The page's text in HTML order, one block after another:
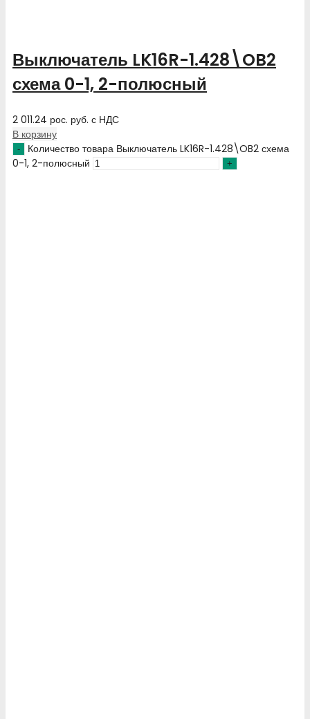
Выключатель LK16R-1.428\OB2
схема 0-1, 2-полюсный
2 011.24 рос. руб. с НДС
В корзину
Количество товара Выключатель LK16R-1.428\OB2 схема
0-1, 2-полюсный